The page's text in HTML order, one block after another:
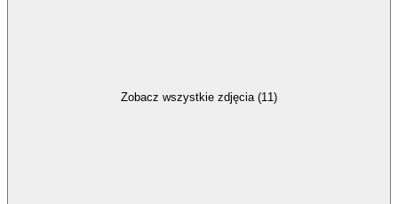
Zobacz wszystkie zdjęcia (11)